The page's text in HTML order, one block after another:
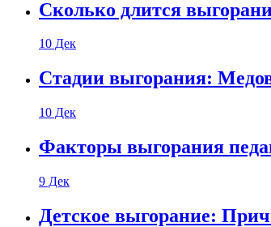
Сколько длится
10 Дек
Стадии выгорания:
10 Дек
Факторы выгорания
9 Дек
Детское выгорание: